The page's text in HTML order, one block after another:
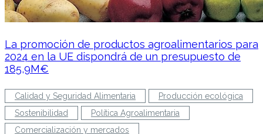
La promoción de productos agroalimentarios para
2024 en la UE dispondrá de un presupuesto de
185,9M€
Calidad y Seguridad Alimentaria
Producción ecológica
Sostenibilidad
Política Agroalimentaria
Comercialización y mercados